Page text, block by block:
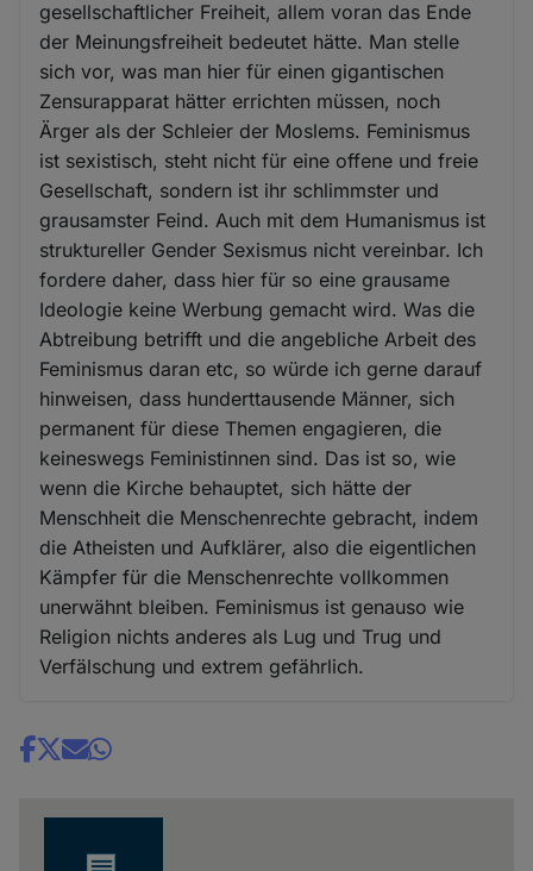
gesellschaftlicher Freiheit, allem voran das Ende
der Meinungsfreiheit bedeutet hätte. Man stelle
sich vor, was man hier für einen gigantischen
Zensurapparat hätter errichten müssen, noch
Ärger als der Schleier der Moslems. Feminismus
ist sexistisch, steht nicht für eine offene und freie
Gesellschaft, sondern ist ihr schlimmster und
grausamster Feind. Auch mit dem Humanismus ist
struktureller Gender Sexismus nicht vereinbar. Ich
fordere daher, dass hier für so eine grausame
Ideologie keine Werbung gemacht wird. Was die
Abtreibung betrifft und die angebliche Arbeit des
Feminismus daran etc, so würde ich gerne darauf
hinweisen, dass hunderttausende Männer, sich
permanent für diese Themen engagieren, die
keineswegs Feministinnen sind. Das ist so, wie
wenn die Kirche behauptet, sich hätte der
Menschheit die Menschenrechte gebracht, indem
die Atheisten und Aufklärer, also die eigentlichen
Kämpfer für die Menschenrechte vollkommen
unerwähnt bleiben. Feminismus ist genauso wie
Religion nichts anderes als Lug und Trug und
Verfälschung und extrem gefährlich.
Share